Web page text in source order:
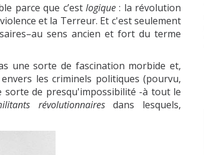
parce que c’est logique: la révolution
et la Terreur. Et c'est seulement
sens ancien et fort du terme
une sorte de fascination morbide et,
les criminels politiques (pourvu,
sorte de presqu'impossibilité -à tout le
révolutionnairesdans lesquels,